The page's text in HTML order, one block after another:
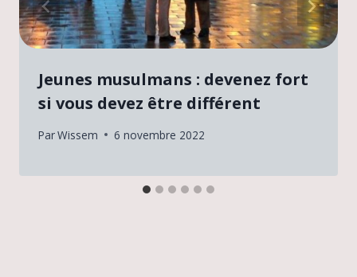
Jeunes musulmans : devenez fort
si vous devez être différent
ParWissem 6 novembre 2022